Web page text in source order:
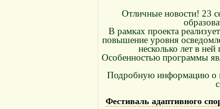
Отличные новости! 23
В рамках проекта
повышение уровня
несколько лет в
Особенностью программы
Подробную информацию о
Фестиваль адаптивного